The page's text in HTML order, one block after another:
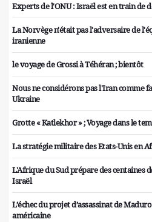
Experts de l'ONU : Israël est en train de
La Norvège n'était pas l'adversaire de
iranienne
le voyage de Grossi à Téhéran ; bientôt
Nous ne considérons pas l'Iran comme
Ukraine
Grotte « Katlekhor » ; Voyage dans le
La stratégie militaire des Etats-Unis en
L'Afrique du Sud prépare des centaines
Israël
L’échec du projet d’assassinat de
américaine